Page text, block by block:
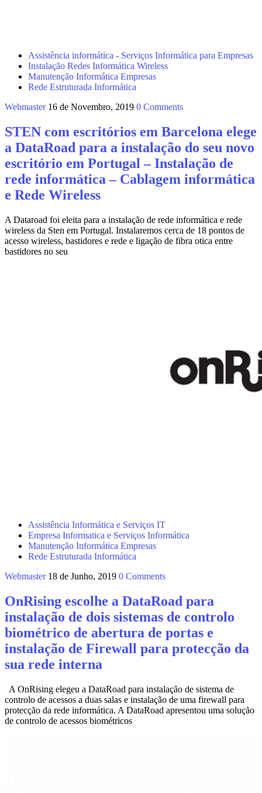
Assistência informática - Serviços Informática para Empresas
Instalação Redes Informática Wireless
Manutenção Informática Empresas
Rede Estruturada Informática
Webmaster 16 de Novembro, 2019 0 Comments
STEN com escritórios em Barcelona elege
a DataRoad para a instalação do seu novo
escritório em Portugal – Instalação de
rede informática – Cablagem informática
e Rede Wireless
A Dataroad foi eleita para a instalação de rede informática e rede
wireless da Sten em Portugal. Instalaremos cerca de 18 pontos de
acesso wireless, bastidores e rede e ligação de fibra otica entre
bastidores no seu
Assistência Informática e Serviços IT
Empresa Informatica e Serviços Informática
Manutenção Informática Empresas
Rede Estruturada Informática
Webmaster 18 de Junho, 2019 0 Comments
OnRising escolhe a DataRoad para
instalação de dois sistemas de controlo
biométrico de abertura de portas e
instalação de Firewall para protecção da
sua rede interna
A OnRising elegeu a DataRoad para instalação de sistema de
controlo de acessos a duas salas e instalação de uma firewall para
protecção da rede informática. A DataRoad apresentou uma solução
de controlo de acessos biométricos